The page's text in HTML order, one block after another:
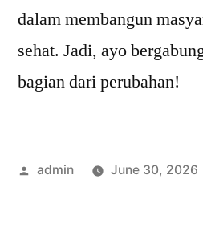
dalam membangun
sehat. Jadi, ayo
bagian dari perubahan!
Posted
admin June 30, 2026